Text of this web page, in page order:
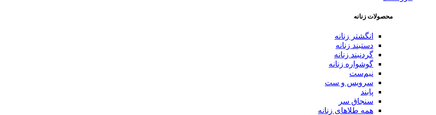
محصولات زنانه
انگشتر زنانه
دستبند زنانه
گردنبند زنانه
گوشواره زنانه
نیم‌ست
سرویس و ست
پابند
سنجاق سر
همه طلاهای زنانه